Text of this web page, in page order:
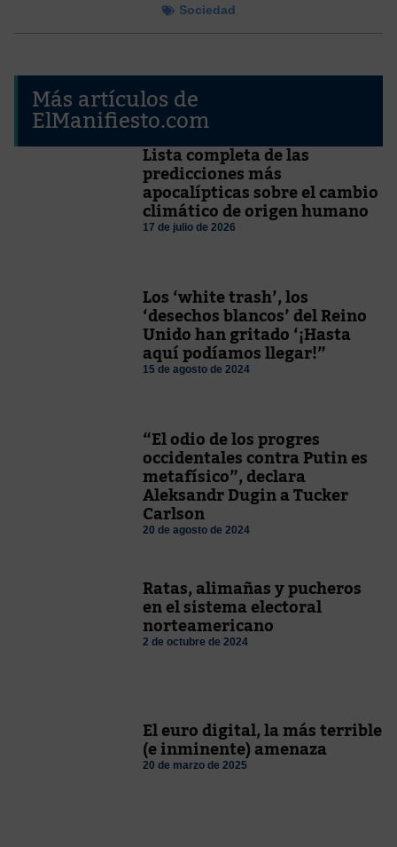
Sociedad
Más artículos de
ElManifiesto.com
Lista completa de las
predicciones más
apocalípticas sobre el cambio
climático de origen humano
17 de julio de 2026
Los ‘white trash’, los
‘desechos blancos’ del Reino
Unido han gritado ‘¡Hasta
aquí podíamos llegar!”
15 de agosto de 2024
“El odio de los progres
occidentales contra Putin es
metafísico”, declara
Aleksandr Dugin a Tucker
Carlson
20 de agosto de 2024
Ratas, alimañas y pucheros
en el sistema electoral
norteamericano
2 de octubre de 2024
El euro digital, la más terrible
(e inminente) amenaza
20 de marzo de 2025